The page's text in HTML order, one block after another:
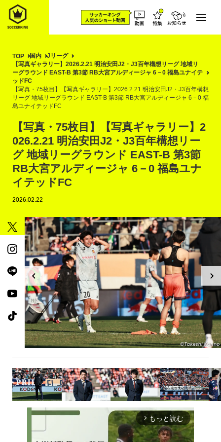
TOP 国内
Jリーグ
【写真ギャラリー】2026.2.21 明治安田J2・J3百年構想リーグ 地域リ
ーグラウンド EAST-B 第3節 RB大宮アルディージャ 6－0 福島ユナイテ
ッドFC
【写真・75枚目】【写真ギャラリー】2026.2.21 明治安田J2・J3百年構想
リーグ 地域リーグラウンド EAST-B 第3節 RB大宮アルディージャ 6－0 福
島ユナイテッドFC
【写真・75枚目】【写真ギャラリー】2
026.2.21 明治安田J2・J3百年構想リー
グ 地域リーグラウンド EAST-B 第3節
RB大宮アルディージャ 6－0 福島ユナ
イテッドFC
2026.02.22
arrow_forward_ios もっと読む